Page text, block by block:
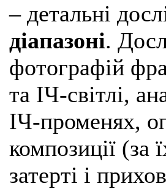
– детальні
діапазоні.
фотографій
та ІЧ-світлі,
ІЧ-променях,
композиції (за
затерті і